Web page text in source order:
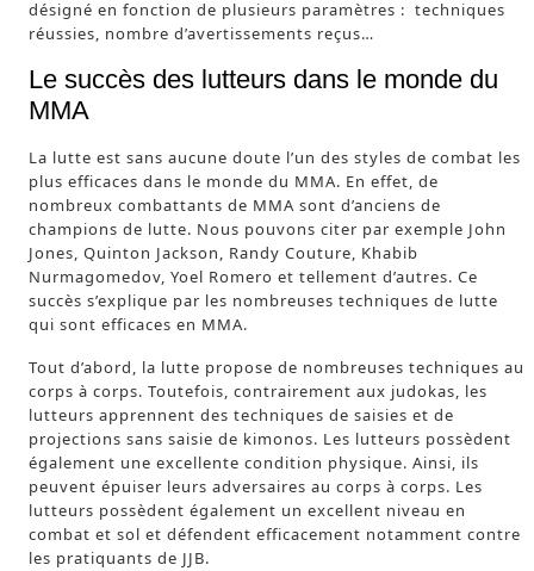
désigné en fonction de plusieurs paramètres : techniques
réussies, nombre d’avertissements reçus…
Le succès des lutteurs dans le monde du
MMA
La lutte est sans aucune doute l’un des styles de combat les
plus efficaces dans le monde du MMA. En effet, de
nombreux combattants de MMA sont d’anciens de
champions de lutte. Nous pouvons citer par exemple John
Jones, Quinton Jackson, Randy Couture, Khabib
Nurmagomedov, Yoel Romero et tellement d’autres. Ce
succès s’explique par les nombreuses techniques de lutte
qui sont efficaces en MMA.
Tout d’abord, la lutte propose de nombreuses techniques au
corps à corps. Toutefois, contrairement aux judokas, les
lutteurs apprennent des techniques de saisies et de
projections sans saisie de kimonos. Les lutteurs possèdent
également une excellente condition physique. Ainsi, ils
peuvent épuiser leurs adversaires au corps à corps. Les
lutteurs possèdent également un excellent niveau en
combat et sol et défendent efficacement notamment contre
les pratiquants de JJB.